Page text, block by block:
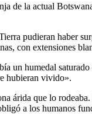
la actual
pudieran haber
con extensiones
un humedal
hubieran vivido».
árida que lo
a los humanos